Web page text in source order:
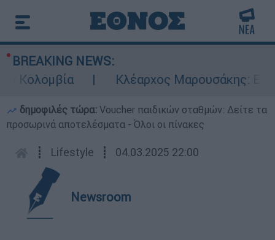
BREAKING NEWS:
Κλέαρχος Μαρουσάκης:
δημοφιλές τώρα: Voucher παιδικών σταθμών: Δείτε τα
προσωρινά αποτελέσματα - Όλοι οι πίνακες
┋ Lifestyle ┋ 04.03.2025 22:00
Newsroom